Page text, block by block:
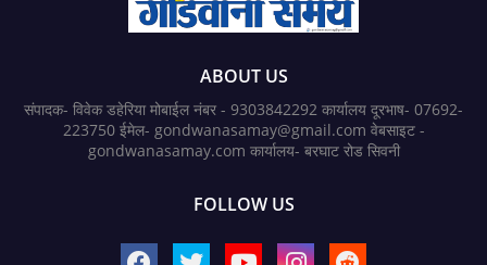
ABOUT US
संपादक- विवेक डहेरिया मोबाईल नंबर - 9303842292 कार्यालय दूरभाष- 07692-
223750 ईमेल- gondwanasamay@gmail.com वेबसाइट -
gondwanasamay.com कार्यालय- बरघाट रोड सिवनी
FOLLOW US